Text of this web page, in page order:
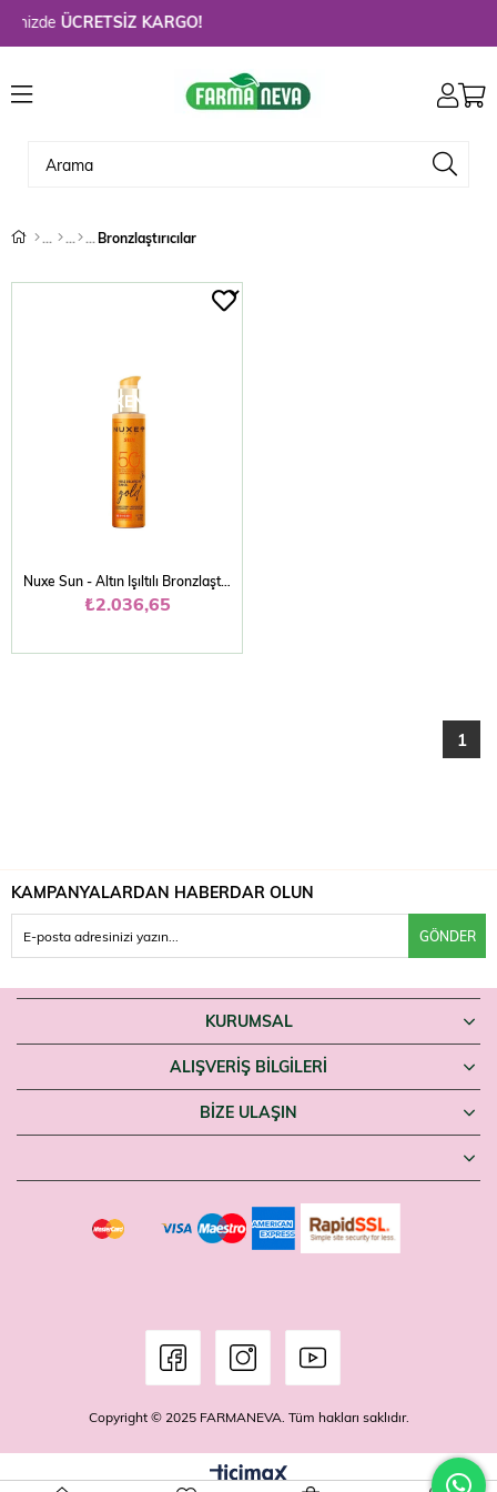
ÜCRETSİZ KARGO!
Bronzlaştırıcılar
TÜKENDI
Nuxe Sun - Altın Işıltılı Bronzlaştırıcı Güneş Koruyucu Yağ SPF50 150 ml
₺2.036,65
1
KAMPANYALARDAN HABERDAR OLUN
GÖNDER
KURUMSAL
ALIŞVERİŞ BİLGİLERİ
BIZE ULAŞIN
Copyright © 2025 FARMANEVA. Tüm hakları saklıdır.